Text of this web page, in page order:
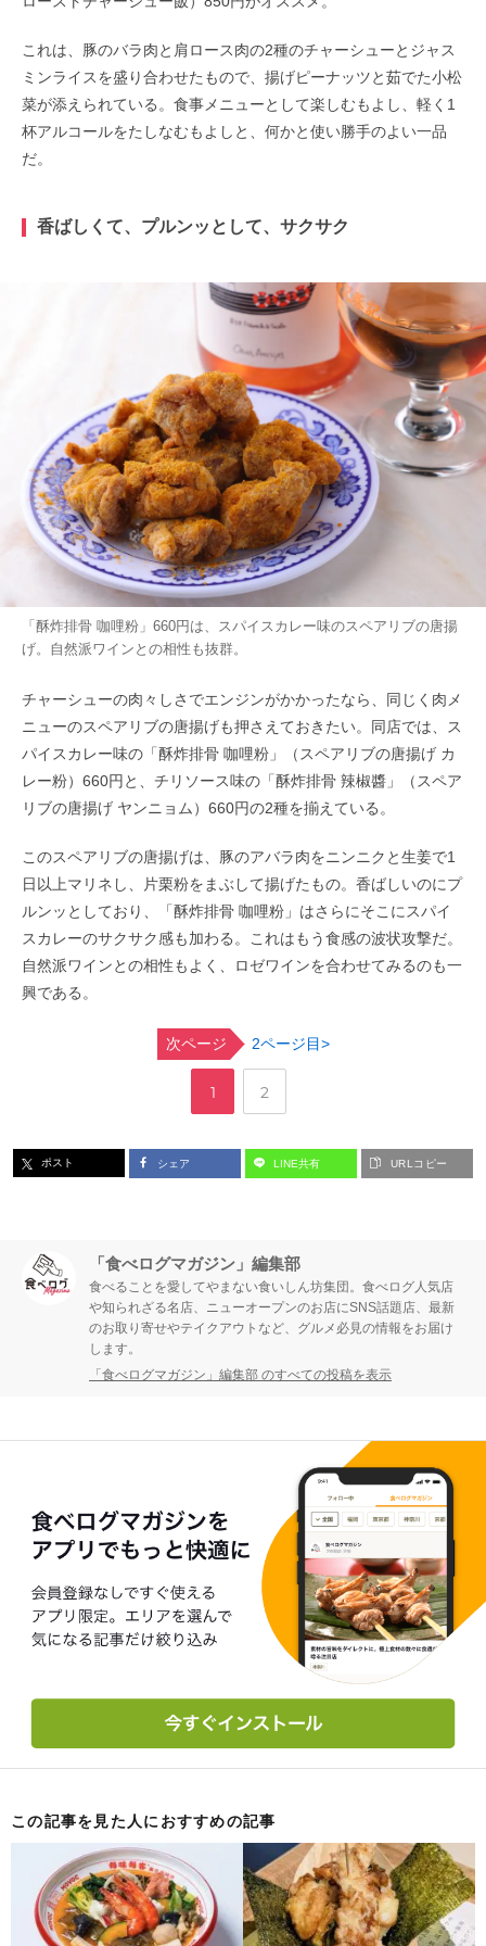
これは、豚のバラ肉と肩ロース肉の2種のチャーシューとジャス
ミンライスを盛り合わせたもので、揚げピーナッツと茹でた小松
菜が添えられている。食事メニューとして楽しむもよし、軽く1
杯アルコールをたしなむもよしと、何かと使い勝手のよい一品
だ。
香ばしくて、プルンッとして、サクサク
「酥炸排骨 咖哩粉」660円は、スパイスカレー味のスペアリブの唐揚
げ。自然派ワインとの相性も抜群。
チャーシューの肉々しさでエンジンがかかったなら、同じく肉メ
ニューのスペアリブの唐揚げも押さえておきたい。同店では、ス
パイスカレー味の「酥炸排骨 咖哩粉」（スペアリブの唐揚げ カ
レー粉）660円と、チリソース味の「酥炸排骨 辣椒醬」（スペア
リブの唐揚げ ヤンニョム）660円の2種を揃えている。
このスペアリブの唐揚げは、豚のアバラ肉をニンニクと生姜で1
日以上マリネし、片栗粉をまぶして揚げたもの。香ばしいのにプ
ルンッとしており、「酥炸排骨 咖哩粉」はさらにそこにスパイ
スカレーのサクサク感も加わる。これはもう食感の波状攻撃だ。
自然派ワインとの相性もよく、ロゼワインを合わせてみるのも一
興である。
次ページ 2ページ目>
ペ
ジ
1
,
ペ
ジ
2
ポスト シェア LINE共有 URLコピー
「食べログマガジン」編集部
食べることを愛してやまない食いしん坊集団。食べログ人気店
や知られざる名店、ニューオープンのお店にSNS話題店、最新
のお取り寄せやテイクアウトなど、グルメ必見の情報をお届け
します。
「食べログマガジン」編集部 のすべての投稿を表示
この記事を見た人におすすめの記事